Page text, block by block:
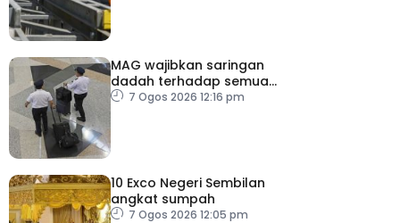
MAG wajibkan saringan
dadah terhadap semua
juruterbang
7 Ogos 2026 12:16 pm
10 Exco Negeri Sembilan
angkat sumpah
7 Ogos 2026 12:05 pm